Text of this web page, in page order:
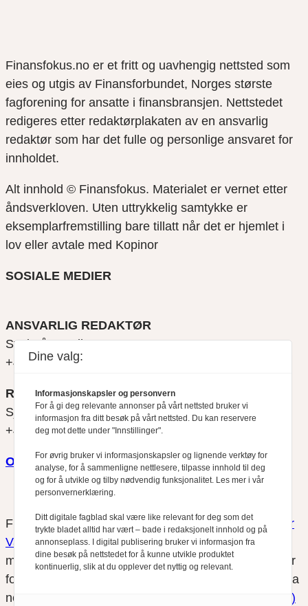
Finansfokus.no er et fritt og uavhengig nettsted som
eies og utgis av Finansforbundet, Norges største
fagforening for ansatte i finansbransjen. Nettstedet
redigeres etter redaktørplakaten av en ansvarlig
redaktør som har det fulle og personlige ansvaret for
innholdet.
Alt innhold © Finansfokus. Materialet er vernet etter
åndsverkloven. Uten uttrykkelig samtykke er
eksemplarfremstilling bare tillatt når det er hjemlet i
lov eller avtale med Kopinor
SOSIALE MEDIER
ANSVARLIG REDAKTØR
Svein Åge Eriksen
+47 900 79 547
REDAKTØR
Sjur Anda
+47 470 34 460
Om oss
Finansfokus arbeider etterRedaktørplakatenog
Vær
Varsom-plakatensregler for god presseskikk, som
medlem av Fagpressen. Finansfokus har ikke ansvar
for innhold på eksterne nettsider som det lenkes til fra
nettsidene. Vi benytter
informasjonskapsler (cookies)
Dine valg:
Informasjonskapsler og personvern
For å gi deg relevante annonser på vårt nettsted bruker vi
informasjon fra ditt besøk på vårt nettsted. Du kan reservere
deg mot dette under "Innstillinger".
For øvrig bruker vi informasjonskapsler og lignende verktøy for
analyse, for å sammenligne nettlesere, tilpasse innhold til deg
og for å utvikle og tilby nødvendig funksjonalitet. Les mer i vår
personvernerklæring.
Ditt digitale fagblad skal være like relevant for deg som det
trykte bladet alltid har vært – bade i redaksjonelt innhold og på
annonseplass. I digital publisering bruker vi informasjon fra
dine besøk på nettstedet for å kunne utvikle produktet
kontinuerlig, slik at du opplever det nyttig og relevant.